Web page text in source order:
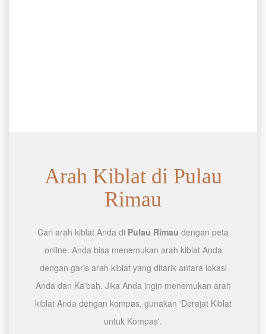
Arah Kiblat di Pulau
Rimau
Cari arah kiblat Anda di Pulau Rimau dengan peta
online. Anda bisa menemukan arah kiblat Anda
dengan garis arah kiblat yang ditarik antara lokasi
Anda dan Ka'bah. Jika Anda ingin menemukan arah
kiblat Anda dengan kompas, gunakan 'Derajat Kiblat
untuk Kompas'.